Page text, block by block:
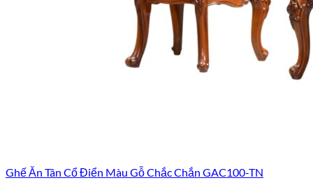
Ghế Ăn Tân Cổ Điển Màu Gỗ Chắc Chắn GAC100-TN